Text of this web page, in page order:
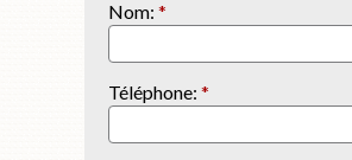
Nom: *
Téléphone: *